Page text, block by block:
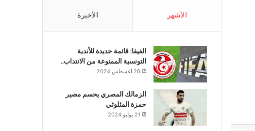
الأشهر الأخيرة
الفيفا: قائمة جديدة للأندية
التونسية الممنوعة من الانتداب..
20 أغسطس 2024
الزمالك المصري يحسم مصير
حمزة المثلوثي
21 يوليو 2024